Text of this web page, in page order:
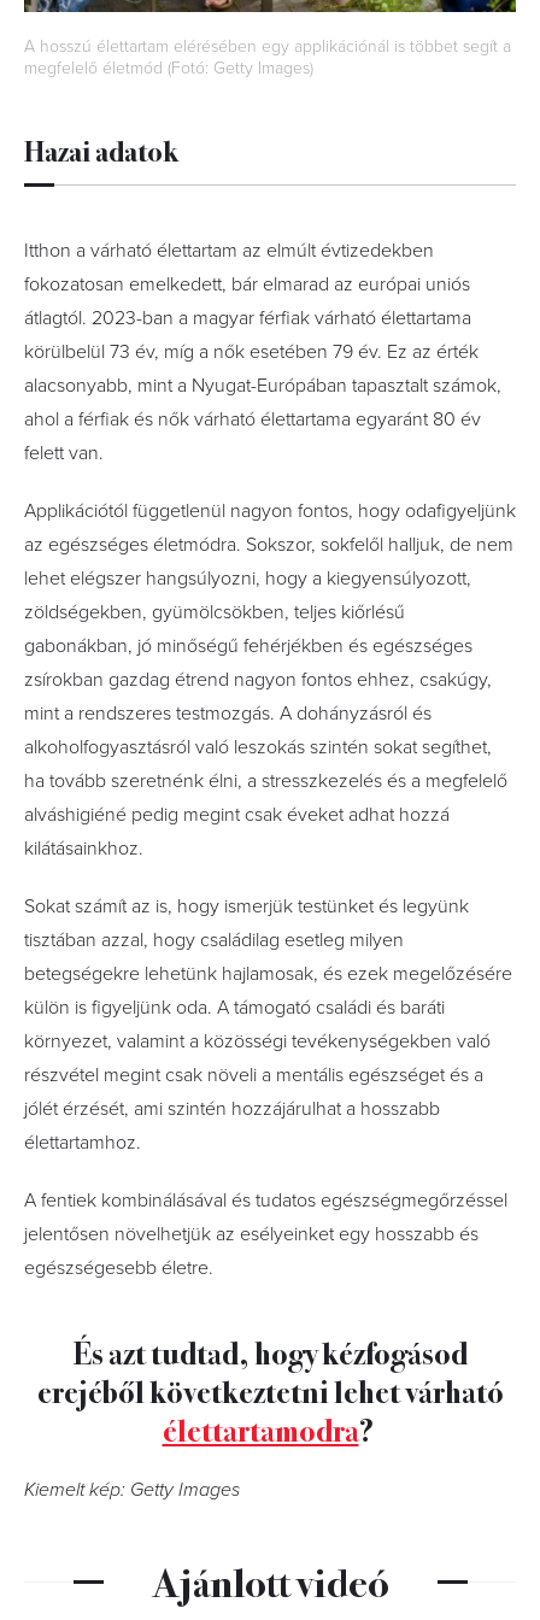
A hosszú élettartam elérésében egy applikációnál is többet segít a
megfelelő életmód (Fotó: Getty Images)
Hazai adatok
Itthon a várható élettartam az elmúlt évtizedekben
fokozatosan emelkedett, bár elmarad az európai uniós
átlagtól. 2023-ban a magyar férfiak várható élettartama
körülbelül 73 év, míg a nők esetében 79 év. Ez az érték
alacsonyabb, mint a Nyugat-Európában tapasztalt számok,
ahol a férfiak és nők várható élettartama egyaránt 80 év
felett van.
Applikációtól függetlenül nagyon fontos, hogy odafigyeljünk
az egészséges életmódra. Sokszor, sokfelől halljuk, de nem
lehet elégszer hangsúlyozni, hogy a kiegyensúlyozott,
zöldségekben, gyümölcsökben, teljes kiőrlésű
gabonákban, jó minőségű fehérjékben és egészséges
zsírokban gazdag étrend nagyon fontos ehhez, csakúgy,
mint a rendszeres testmozgás. A dohányzásról és
alkoholfogyasztásról való leszokás szintén sokat segíthet,
ha tovább szeretnénk élni, a stresszkezelés és a megfelelő
alváshigiéné pedig megint csak éveket adhat hozzá
kilátásainkhoz.
Sokat számít az is, hogy ismerjük testünket és legyünk
tisztában azzal, hogy családilag esetleg milyen
betegségekre lehetünk hajlamosak, és ezek megelőzésére
külön is figyeljünk oda. A támogató családi és baráti
környezet, valamint a közösségi tevékenységekben való
részvétel megint csak növeli a mentális egészséget és a
jólét érzését, ami szintén hozzájárulhat a hosszabb
élettartamhoz.
A fentiek kombinálásával és tudatos egészségmegőrzéssel
jelentősen növelhetjük az esélyeinket egy hosszabb és
egészségesebb életre.
És azt tudtad, hogy kézfogásod
erejéből következtetni lehet várható
élettartamodra?
Kiemelt kép: Getty Images
Ajánlott videó